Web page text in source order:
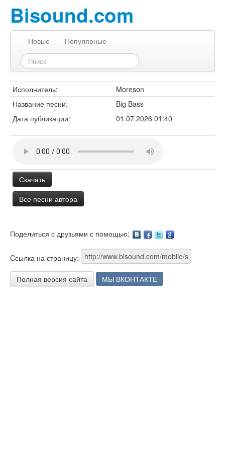
Bisound.com
Новые Популярные
Исполнитель:
Moreson
Название песни:
Big Bass
Дата публикации:
01.07.2026 01:40
Скачать
Все песни автора
Поделиться с друзьями с помощью:
Cсылка на страницу:
Полная версия сайта МЫ ВКОНТАКТЕ